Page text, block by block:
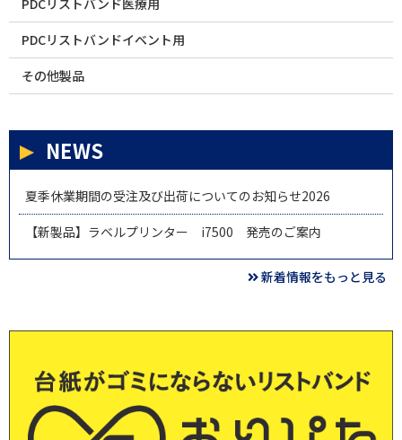
PDCリストバンドイベント用
その他製品
NEWS
夏季休業期間の受注及び出荷についてのお知らせ2026
【新製品】ラベルプリンター i7500 発売のご案内
新着情報をもっと見る